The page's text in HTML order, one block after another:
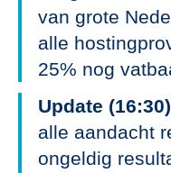
van grote
alle
25% nog
Update
alle aandacht
ongeldig